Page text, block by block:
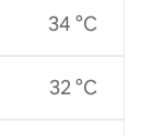
34 °C
32 °C